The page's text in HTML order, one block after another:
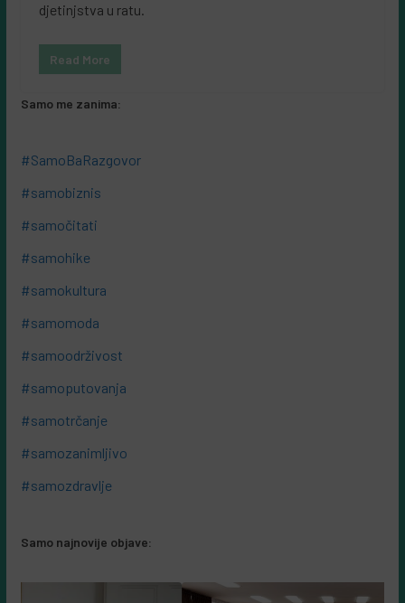
djetinjstva u ratu.
Read More
Samo me zanima:
#SamoBaRazgovor
#samobiznis
#samočitati
#samohike
#samokultura
#samomoda
#samoodrživost
#samoputovanja
#samotrčanje
#samozanimljivo
#samozdravlje
Samo najnovije objave: